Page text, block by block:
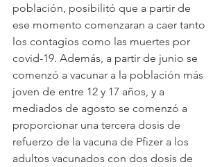
población, posibilitó que a partir de
ese momento comenzaran a caer tanto
los contagios como las muertes por
covid-19. Además, a partir de junio se
comenzó a vacunar a la población más
joven de entre 12 y 17 años, y a
mediados de agosto se comenzó a
proporcionar una tercera dosis de
refuerzo de la vacuna de Pfizer a los
adultos vacunados con dos dosis de